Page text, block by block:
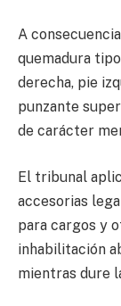
A
quemadura
derecha, pie
punzante
de carácter
El tribunal
accesorias
para cargos y
inhabilitación
mientras dure